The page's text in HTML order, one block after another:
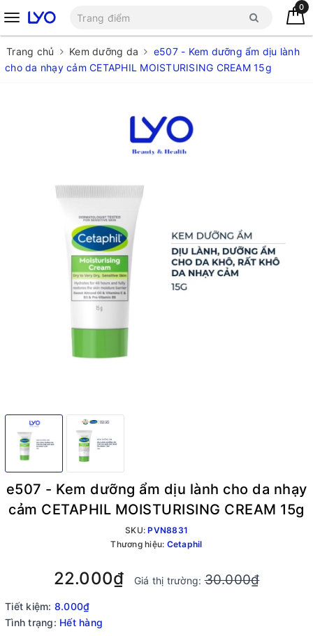
0
Trang chủ Kem dưỡng da
e507 - Kem dưỡng ẩm dịu lành
cho da nhạy cảm CETAPHIL MOISTURISING CREAM 15g
e507 - Kem dưỡng ẩm dịu lành cho da nhạy
cảm CETAPHIL MOISTURISING CREAM 15g
SKU:PVN8831
Thương hiệu: Cetaphil
22.000₫ Giá thị trường:30.000₫
Tiết kiệm: 8.000₫
Tình trạng: Hết hàng